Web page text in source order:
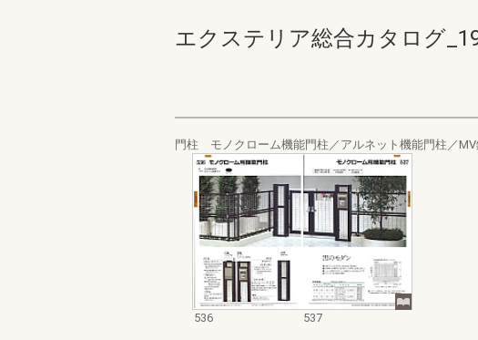
エクステリア総合カタログ
門柱 モノクローム機能門柱／アルネット機能門柱／MV
536 537